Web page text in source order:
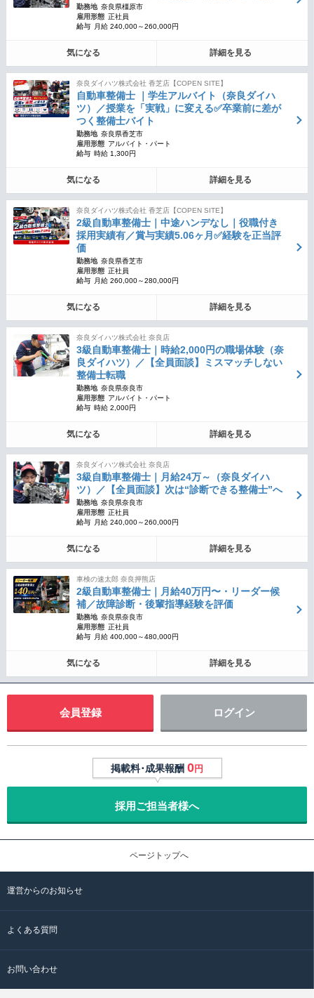
勤務地 奈良県橿原市
雇用形態 正社員
給与
月給 240,000～260,000円
気になる 詳細を見る
奈良ダイハツ株式会社 香芝店【COPEN SITE】
自動車整備士 ｜学生アルバイト（奈良ダイハ
ツ）／授業を「実戦」に変える✅卒業前に差が
つく整備士バイト
勤務地 奈良県香芝市
雇用形態 アルバイト・パート
給与 時給 1,300円
気になる 詳細を見る
奈良ダイハツ株式会社 香芝店【COPEN SITE】
2級自動車整備士｜中途ハンデなし｜役職付き
採用実績有／賞与実績5.06ヶ月✅経験を正当評
価
勤務地 奈良県香芝市
雇用形態 正社員
給与
月給 260,000～280,000円
気になる 詳細を見る
奈良ダイハツ株式会社 奈良店
3級自動車整備士｜時給2,000円の職場体験（奈
良ダイハツ）／【全員面談】ミスマッチしない
整備士転職
勤務地 奈良県奈良市
雇用形態 アルバイト・パート
給与 時給 2,000円
気になる 詳細を見る
奈良ダイハツ株式会社 奈良店
3級自動車整備士｜月給24万～（奈良ダイハ
ツ）／【全員面談】次は“診断できる整備士”へ
勤務地 奈良県奈良市
雇用形態 正社員
給与
月給 240,000～260,000円
気になる 詳細を見る
車検の速太郎 奈良押熊店
2級自動車整備士｜月給40万円〜・リーダー候
補／故障診断・後輩指導経験を評価
勤務地 奈良県奈良市
雇用形態 正社員
給与
月給 400,000～480,000円
気になる 詳細を見る
会員登録 ログイン
掲載料･成果報酬 0円
採用ご担当者様へ
ページトップへ
運営からのお知らせ
よくある質問
お問い合わせ